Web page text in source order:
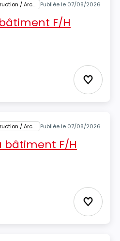
BTP / Matériaux de construction / Architecture Publiée le 07/08/2026
F/H
Ajouter
BTP / Matériaux de construction / Architecture Publiée le 07/08/2026
bâtiment F/H
Ajouter